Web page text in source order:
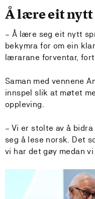
Å lære eit
– Å lære seg eit nytt
bekymra for om ein
lærarane forventar,
Saman med vennene
innspel slik at møtet
oppleving.
– Vi er stolte av å
seg å lese norsk. Det
vi har det gøy medan